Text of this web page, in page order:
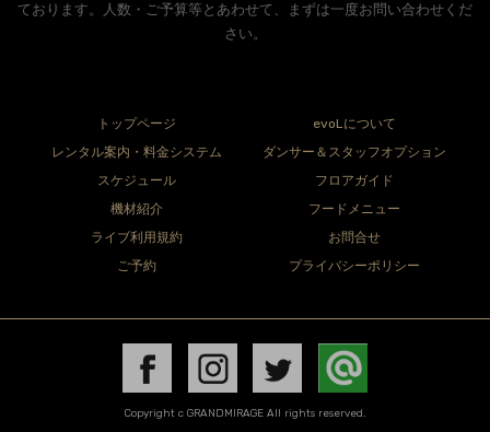
ております。人数・ご予算等とあわせて、まずは一度お問い合わせくだ
さい。
トップページ
evoLについて
レンタル案内・料金システム
ダンサー＆スタッフオプション
スケジュール
フロアガイド
機材紹介
フードメニュー
ライブ利用規約
お問合せ
ご予約
プライバシーポリシー
Copyright c GRANDMIRAGE All rights reserved.